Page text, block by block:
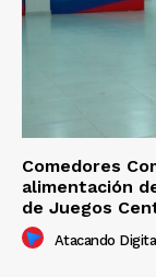
Comedores
alimentación
de Juegos
Atacando